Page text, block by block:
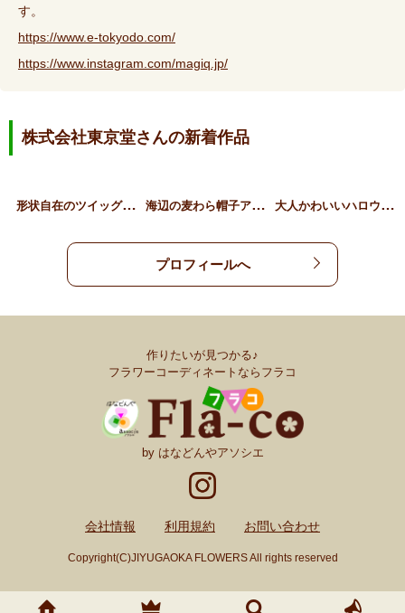
す。
https://www.e-tokyodo.com/
https://www.instagram.com/magiq.jp/
株式会社東京堂さんの新着作品
形
状自在のツイッグリース 海
辺の麦わら帽子アレンジ 大
人かわいいハロウィン猫ア…
プロフィールへ
作りたいが見つかる♪
フラワーコーディネートならフラコ
by はなどんやアソシエ
会社情報 利用規約 お問い合わせ
Copyright(C)JIYUGAOKA FLOWERS All rights reserved